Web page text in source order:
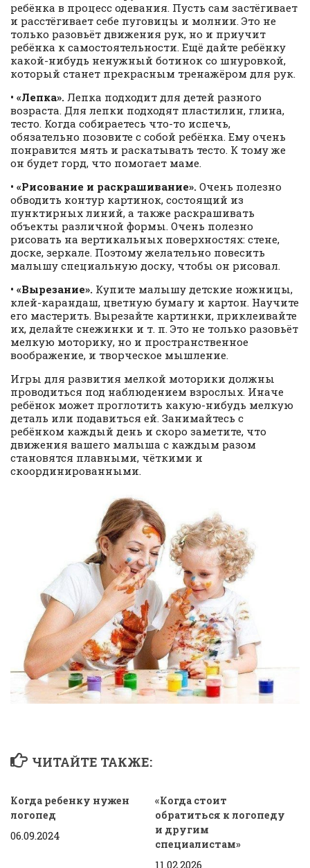
ребёнка в процесс одевания. Пусть сам застёгивает
и расстёгивает себе пуговицы и молнии. Это не
только разовьёт движения рук, но и приучит
ребёнка к самостоятельности. Ещё дайте ребёнку
какой-нибудь ненужный ботинок со шнуровкой,
который станет прекрасным тренажёром для рук.
• «Лепка». Лепка подходит для детей разного
возраста. Для лепки подходят пластилин, глина,
тесто. Когда собираетесь что-то испечь,
обязательно позовите с собой ребёнка. Ему очень
понравится мять и раскатывать тесто. К тому же
он будет горд, что помогает маме.
• «Рисование и раскрашивание». Очень полезно
обводить контур картинок, состоящий из
пунктирных линий, а также раскрашивать
объекты различной формы. Очень полезно
рисовать на вертикальных поверхностях: стене,
доске, зеркале. Поэтому желательно повесить
малышу специальную доску, чтобы он рисовал.
• «Вырезание». Купите малышу детские ножницы,
клей-карандаш, цветную бумагу и картон. Научите
его мастерить. Вырезайте картинки, приклеивайте
их, делайте снежинки и т. п. Это не только разовьёт
мелкую моторику, но и пространственное
воображение, и творческое мышление.
Игры для развития мелкой моторики должны
проводиться под наблюдением взрослых. Иначе
ребёнок может проглотить какую-нибудь мелкую
деталь или подавиться ей. Занимайтесь с
ребёнком каждый день и скоро заметите, что
движения вашего малыша с каждым разом
становятся плавными, чёткими и
скоординированными.
ЧИТАЙТЕ ТАКЖЕ:
Когда ребенку нужен
логопед
06.09.2024
«Когда стоит
обратиться к логопеду
и другим
специалистам»
11.02.2026